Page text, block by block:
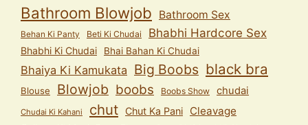
Bathroom Blowjob Bathroom Sex
Behan Ki Panty Beti Ki Chudai Bhabhi Hardcore Sex
Bhabhi Ki Chudai Bhai Bahan Ki Chudai
Bhaiya Ki Kamukata Big Boobs black bra
Blouse Blowjob boobs Boobs Show chudai
Chudai Ki Kahani chut Chut Ka Pani Cleavage